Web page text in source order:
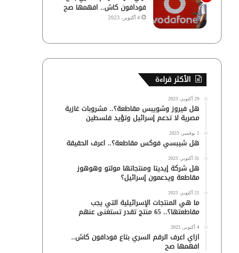
فودافون كاش.. افهمها صح
4 أكتوبر، 2023
الأكثر قراءة
29 أكتوبر، 2023
هل فيروز وشويبس مقاطعة؟.. مشروبات غازية
مصرية لا تدعم إسرائيل وتؤيد فلسطين
1 نوفمبر، 2023
هل شيبسي فوكس مقاطعة؟.. اعرف الحقيقة
31 أكتوبر، 2023
هل شركة إيديتا ومنتجاتها مولتو وهوهوز
مقاطعة ويدعمون إسرائيل؟
21 أكتوبر، 2023
ما هي المنتجات الإسرائيلية التي يجب
مقاطعتها؟.. 65 منتج تقدر تستغنى عنهم
4 أكتوبر، 2023
ازاي اعرف الرقم السري بتاع فودافون كاش..
افهمها صح